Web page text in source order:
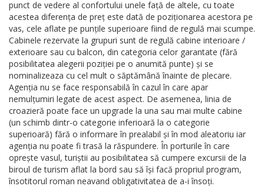
punct de vedere al confortului unele față de altele, cu toate
acestea diferența de preț este dată de poziționarea acestora pe
vas, cele aflate pe punțile superioare fiind de regulă mai scumpe.
Cabinele rezervate la grupuri sunt de regulă cabine interioare /
exterioare sau cu balcon, din categoria celor garantate (fără
posibilitatea alegerii poziției pe o anumită punte) și se
nominalizeaza cu cel mult o săptămână înainte de plecare.
Agenția nu se face responsabilă în cazul în care apar
nemulțumiri legate de acest aspect. De asemenea, linia de
croazieră poate face un upgrade la una sau mai multe cabine
(un schimb dintr-o categorie inferioară la o categorie
superioară) fără o informare în prealabil și în mod aleatoriu iar
agenția nu poate fi trasă la răspundere. În porturile în care
oprește vasul, turiștii au posibilitatea să cumpere excursii de la
biroul de turism aflat la bord sau să își facă propriul program,
însotitorul roman neavand obligativitatea de a-i însoți.